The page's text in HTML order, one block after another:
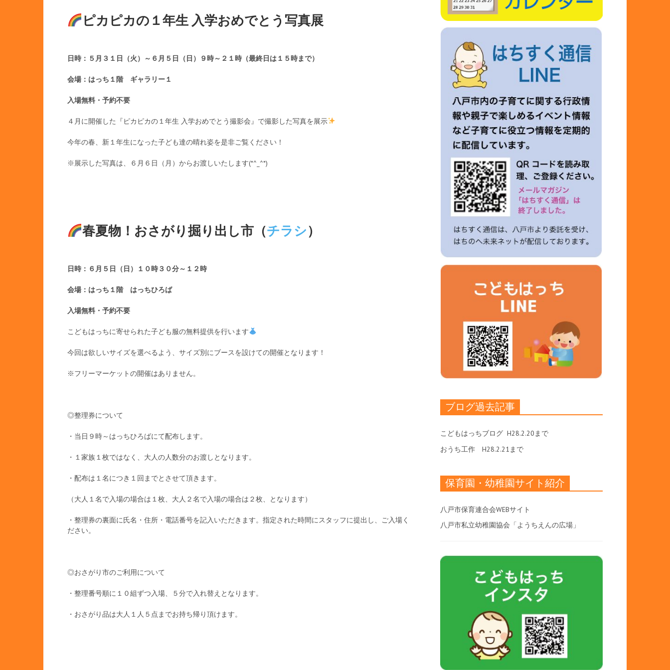
ピカピカの１年生 入学おめでとう写真展
日時：５月３１日（火）～６月５日（日）９時～２１時（最終日は１５時まで）
会場：はっち１階 ギャラリー１
入場無料・予約不要
４月に開催した『ピカピカの１年生 入学おめでとう撮影会』で撮影した写真を展示
今年の春、新１年生になった子ども達の晴れ姿を是非ご覧ください！
※展示した写真は、６月６日（月）からお渡しいたします(*^_^*)
春夏物！おさがり掘り出し市（チラシ）
日時：６月５日（日）１０時３０分～１２時
会場：はっち１階 はっちひろば
入場無料・予約不要
こどもはっちに寄せられた子ども服の無料提供を行います
今回は欲しいサイズを選べるよう、サイズ別にブースを設けての開催となります！
※フリーマーケットの開催はありません。
◎整理券について
・当日９時～はっちひろばにて配布します。
・１家族１枚ではなく、大人の人数分のお渡しとなります。
・配布は１名につき１回までとさせて頂きます。
（大人１名で入場の場合は１枚、大人２名で入場の場合は２枚、となります）
・整理券の裏面に氏名・住所・電話番号を記入いただきます。指定された時間にスタッフに提出し、ご入場く
ださい。
◎おさがり市のご利用について
・整理番号順に１０組ずつ入場、５分で入れ替えとなります。
・おさがり品は大人１人５点までお持ち帰り頂けます。
ブログ過去記事
こどもはっちブログ H28.2.20まで
おうち工作 H28.2.21まで
保育園・幼稚園サイト紹介
八戸市保育連合会WEBサイト
八戸市私立幼稚園協会「ようちえんの広場」